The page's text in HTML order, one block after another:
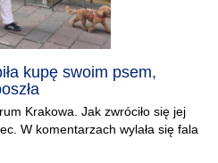
kupę swoim psem,
Krakowa. Jak zwróciło się jej
W komentarzach wylała się fala